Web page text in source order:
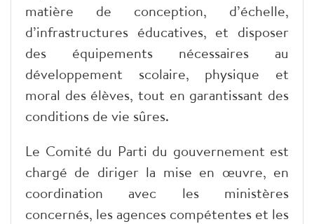
matière de conception, d’échelle,
d’infrastructures éducatives, et disposer
des équipements nécessaires au
développement scolaire, physique et
moral des élèves, tout en garantissant des
conditions de vie sûres.
Le Comité du Parti du gouvernement est
chargé de diriger la mise en œuvre, en
coordination avec les ministères
concernés, les agences compétentes et les